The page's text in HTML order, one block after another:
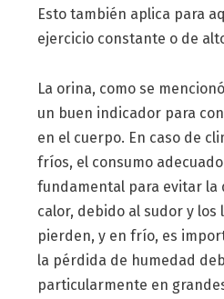
Esto también aplica para
ejercicio constante o de
La orina, como se
un buen indicador para
en el cuerpo. En caso de
fríos, el consumo
fundamental para evitar la
calor, debido al sudor y los
pierden, y en frío, es
la pérdida de humedad
particularmente en